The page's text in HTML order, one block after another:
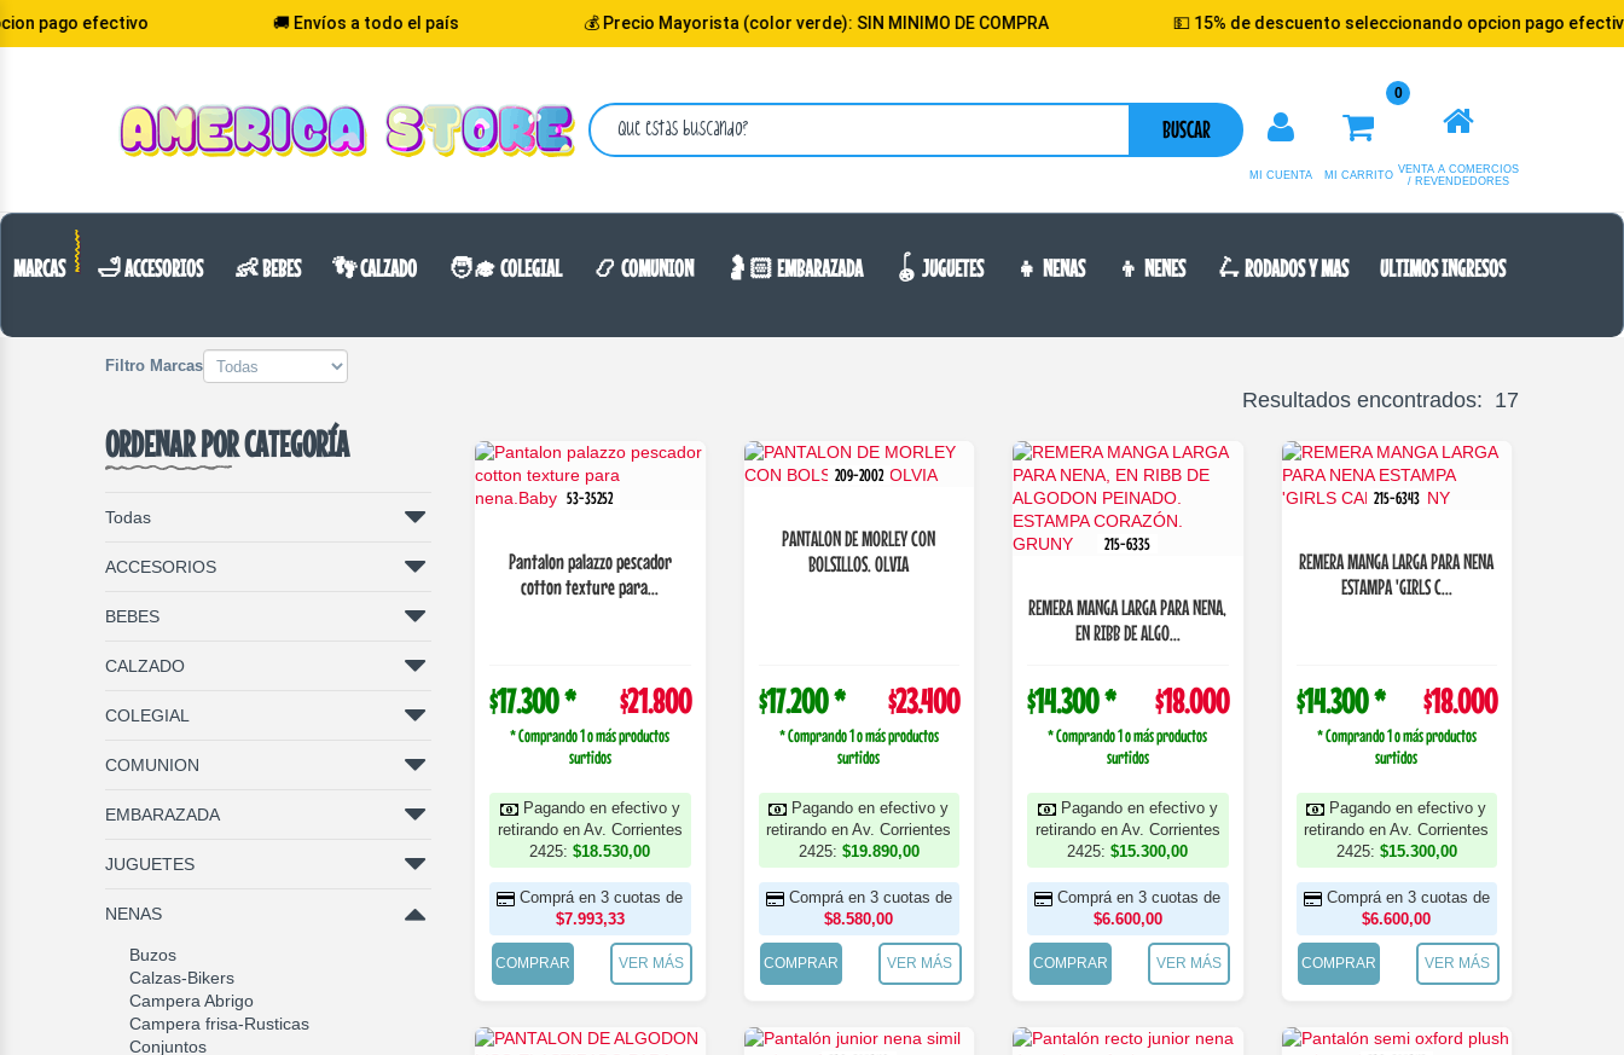
🚚 Envíos a todo el país 💰 Precio Mayorista (color verde): SIN MINIMO DE COMPRA 💵 15% de descuento seleccionando opcion pago efectivo
BUSCAR
MI CUENTA
0
MI CARRITO VENTA A COMERCIOS
/ REVENDEDORES
MARCAS 🛁 ACCESORIOS 👶 BEBES 👣 CALZADO 🧑‍🎓 COLEGIAL 📿 COMUNION 🤰🏻 EMBARAZADA 🪀 JUGUETES 👧 NENAS 👦 NENES 🛴 RODADOS Y MAS ULTIMOS INGRESOS
VOLVER
CATEGORIA
Filtro Marcas
ORDENAR POR CATEGORÍA
Todas
ACCESORIOS
BEBES
CALZADO
COLEGIAL
COMUNION
EMBARAZADA
JUGUETES
NENAS
Buzos
Calzas-Bikers
Campera Abrigo
Campera frisa-Rusticas
Conjuntos
Resultados encontrados: 17
53-35252
Pantalon palazzo pescador
cotton texture para...
$17.300 * $21.800
* Comprando 1 o más productos
surtidos
Pagando en efectivo y
retirando en Av. Corrientes
2425:$18.530,00
Comprá en 3 cuotas de
$7.993,33
COMPRAR VER MÁS
209-2002
PANTALON DE MORLEY CON
BOLSILLOS. OLVIA
$17.200 * $23.400
* Comprando 1 o más productos
surtidos
Pagando en efectivo y
retirando en Av. Corrientes
2425: $19.890,00
Comprá en 3 cuotas de
$8.580,00
COMPRAR VER MÁS
215-6335
REMERA MANGA LARGA PARA NENA,
EN RIBB DE ALGO...
$14.300 * $18.000
* Comprando 1 o más productos
surtidos
Pagando en efectivo y
retirando en Av. Corrientes
2425:$15.300,00
Comprá en 3 cuotas de
$6.600,00
COMPRAR VER MÁS
215-6343
REMERA MANGA LARGA PARA NENA
ESTAMPA 'GIRLS C...
$14.300 * $18.000
* Comprando 1 o más productos
surtidos
Pagando en efectivo y
retirando en Av. Corrientes
2425: $15.300,00
Comprá en 3 cuotas de
$6.600,00
COMPRAR VER MÁS